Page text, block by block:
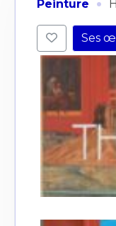
Peinture
Ses